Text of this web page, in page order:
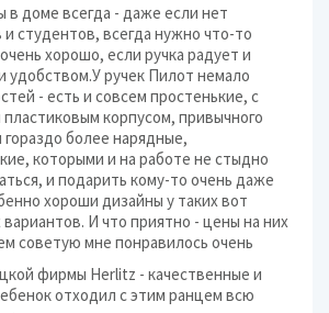
в доме всегда - даже если нет
студентов, всегда нужно что-то
хорошо, если ручка радует и
удобством.У ручек Пилот немало
- есть и совсем простенькие, с
корпусом, привычного
гораздо более нарядные,
которыми и на работе не стыдно
и подарить кому-то очень даже
хороши дизайны у таких вот
И что приятно - цены на них
советую мне понравилось очень
фирмы Herlitz - качественные и
отходил с этим ранцем всю